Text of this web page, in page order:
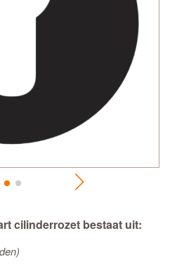
cilinderrozet bestaat uit: